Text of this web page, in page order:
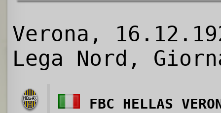
Verona,
Lega Nord,
FBC HELLAS